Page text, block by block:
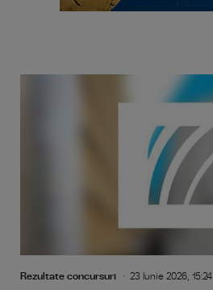
Rezultate concursuri 23 Iunie 2026, 15:24